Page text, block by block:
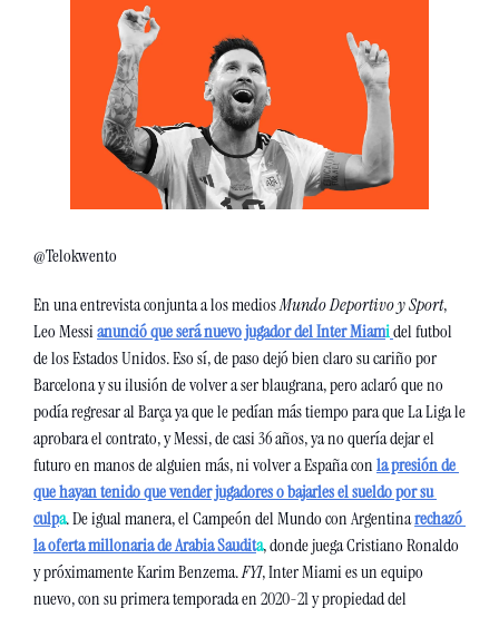
@Telokwento
En una entrevista conjunta a los medios Mundo Deportivo y Sport,
Leo Messi anunció que será nuevo jugador del Inter Miamidel futbol
de los Estados Unidos. Eso sí, de paso dejó bien claro su cariño por
Barcelona y su ilusión de volver a ser blaugrana, pero aclaró que no
podía regresar al Barça ya que le pedían más tiempo para que La Liga le
aprobara el contrato, y Messi, de casi 36 años, ya no quería dejar el
futuro en manos de alguien más, ni volver a España con la presión de
que hayan tenido que vender jugadores o bajarles el sueldo por su
culpa. De igual manera, el Campeón del Mundo con Argentina rechazó
la oferta millonaria de Arabia Saudita, donde juega Cristiano Ronaldo
y próximamente Karim Benzema. FYI, Inter Miami es un equipo
nuevo, con su primera temporada en 2020-21 y propiedad del